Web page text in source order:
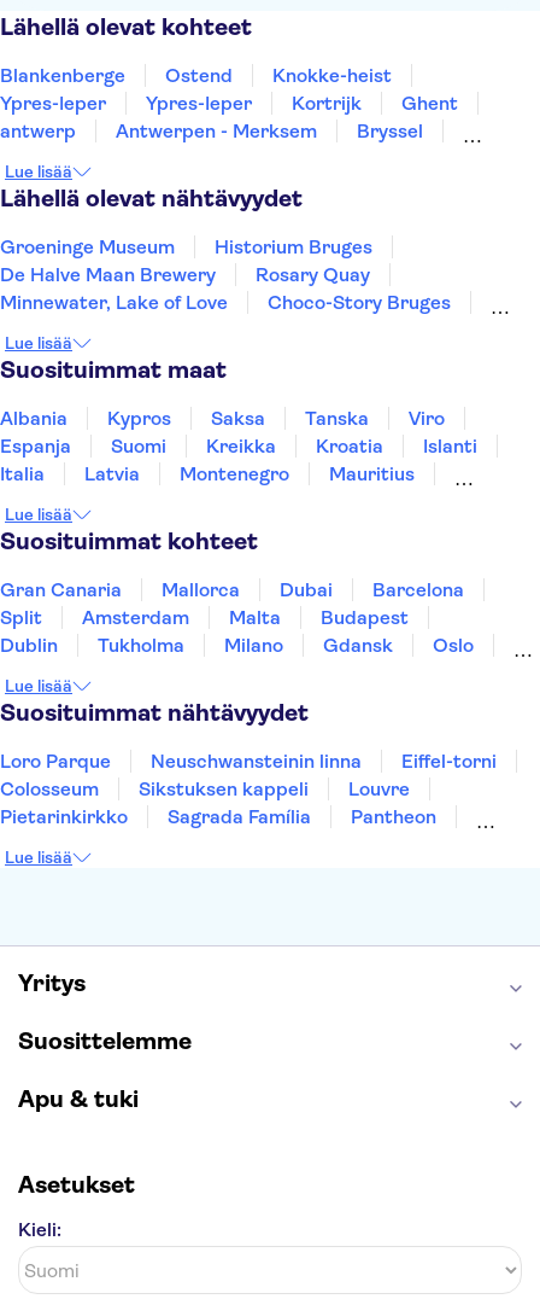
Lähellä olevat kohteet
Blankenberge Ostend
Knokke-heist
Ypres-Ieper
Ypres-Ieper Kortrijk
Ghent
antwerp
Antwerpen - Merksem
Bryssel
Lue lisää
Lähellä olevat nähtävyydet
Groeninge Museum
Historium Bruges
De Halve Maan Brewery
Rosary Quay
Minnewater, Lake of Love
Choco-Story Bruges
The Frietmuseum (Belgian Fries Museum)
Grand Place Brussels
Grote Markt Antwerp
Cathedral of Our Lady Antwerp
Graslei and Korenlei
Lue lisää
Suosituimmat maat
Albania Kypros Saksa Tanska
Viro
Espanja
Suomi Kreikka Kroatia
Islanti
Italia
Latvia Montenegro
Mauritius
Thaimaa
Turkki
Lue lisää
Suosituimmat kohteet
Gran Canaria Mallorca Dubai
Barcelona
Split
Amsterdam Malta
Budapest
Dublin
Tukholma Milano Gdansk
Oslo
Tallinna
Ljubljana Riika
Lue lisää
Suosituimmat nähtävyydet
Loro Parque Neuschwansteinin linna
Eiffel-torni
Colosseum
Sikstuksen kappeli
Louvre
Pietarinkirkko
Sagrada Família
Pantheon
Keukenhof
Lue lisää
Yritys
Suosittelemme
Apu & tuki
Asetukset
Kieli: